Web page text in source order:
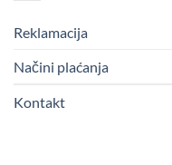
Reklamacija
Načini plaćanja
Kontakt